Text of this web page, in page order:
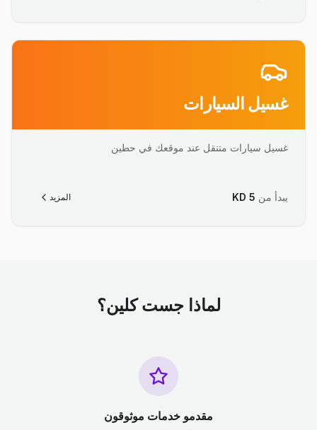
غسيل السيارات
غسيل سيارات متنقل عند موقعك في حطين
يبدأ من KD 5 المزيد
لماذا جست كلين؟
مقدمو خدمات موثوقون